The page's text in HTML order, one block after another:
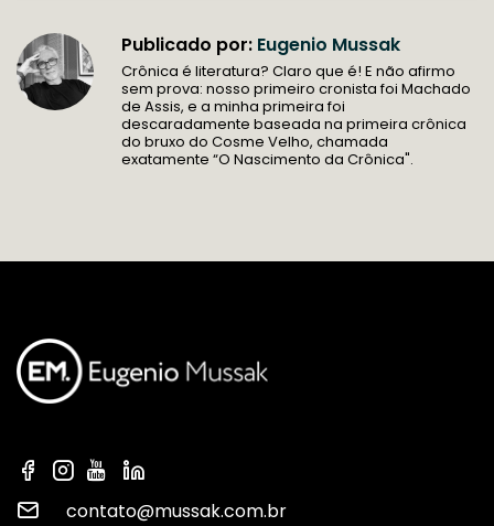
Publicado por: Eugenio Mussak
Crônica é literatura? Claro que é! E não afirmo
sem prova: nosso primeiro cronista foi Machado
de Assis, e a minha primeira foi
descaradamente baseada na primeira crônica
do bruxo do Cosme Velho, chamada
exatamente “O Nascimento da Crônica".
contato@mussak.com.br